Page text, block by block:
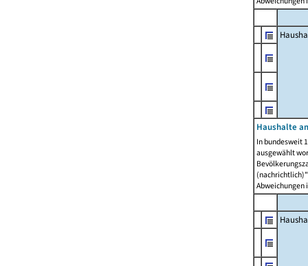
Haushalte
In bundesweit
ausgewählt
Abweichungen